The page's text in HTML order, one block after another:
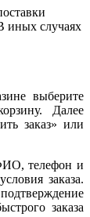
иных случаях
выберите
Далее
заказ» или
телефон и
заказа.
заказа